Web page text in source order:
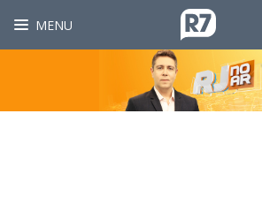
MENU